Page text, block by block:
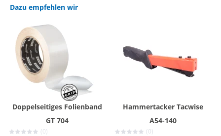
Dazu empfehlen wir
Doppelseitiges Folienband
GT 704
(0)
Hammertacker Tacwise
A54-140
(0)